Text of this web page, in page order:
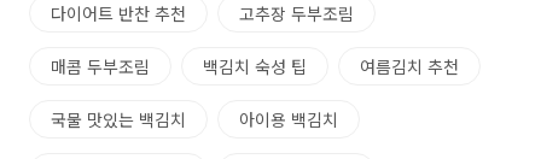
다이어트 반찬 추천 고추장 두부조림
매콤 두부조림 백김치 숙성 팁 여름김치 추천
국물 맛있는 백김치 아이용 백김치